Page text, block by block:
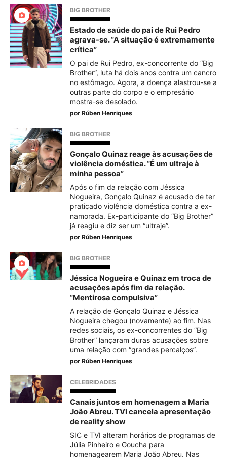
BIG BROTHER
Estado de saúde do pai de Rui Pedro
agrava-se. “A situação é extremamente
crítica”
O pai de Rui Pedro, ex-concorrente do “Big
Brother”, luta há dois anos contra um cancro
no estômago. Agora, a doença alastrou-se a
outras parte do corpo e o empresário
mostra-se desolado.
por Rúben Henriques
BIG BROTHER
Gonçalo Quinaz reage às acusações de
violência doméstica. “É um ultraje à
minha pessoa”
Após o fim da relação com Jéssica
Nogueira, Gonçalo Quinaz é acusado de ter
praticado violência doméstica contra a ex-
namorada. Ex-participante do “Big Brother”
já reagiu e diz ser um “ultraje”.
por Rúben Henriques
BIG BROTHER
Jéssica Nogueira e Quinaz em troca de
acusações após fim da relação.
“Mentirosa compulsiva”
A relação de Gonçalo Quinaz e Jéssica
Nogueira chegou (novamente) ao fim. Nas
redes sociais, os ex-concorrentes do “Big
Brother” lançaram duras acusações sobre
uma relação com “grandes percalços”.
por Rúben Henriques
CELEBRIDADES
Canais juntos em homenagem a Maria
João Abreu. TVI cancela apresentação
de reality show
SIC e TVI alteram horários de programas de
Júlia Pinheiro e Goucha para
homenagearem Maria João Abreu. Nas